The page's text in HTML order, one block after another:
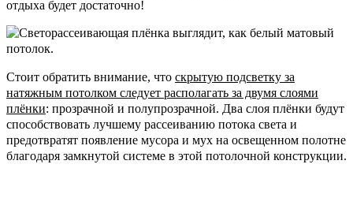
отдыха будет достаточно!
Стоит обратить внимание, что скрытую подсветку за
натяжным потолком следует располагать за двумя слоями
плёнки: прозрачной и полупрозрачной. Два слоя плёнки будут
способствовать лучшему рассеиванию потока света и
предотвратят появление мусора и мух на освещенном полотне
благодаря замкнутой системе в этой потолочной конструкции.